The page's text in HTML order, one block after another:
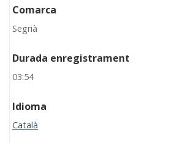
Comarca
Segrià
Durada enregistrament
03:54
Idioma
Català